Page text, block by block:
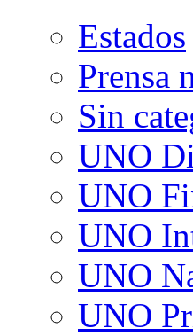
Estados
Prensa
Sin
UNO
UNO
UNO
UNO
UNO